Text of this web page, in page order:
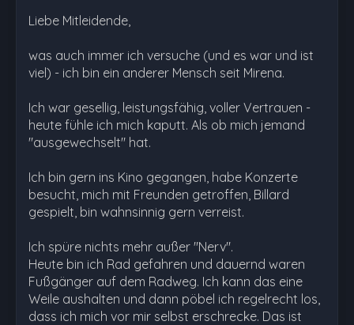
Liebe Mitleidende,
was auch immer ich versuche (und es war und ist
viel) - ich bin ein anderer Mensch seit Mirena.
Ich war gesellig, leistungsfähig, voller Vertrauen -
heute fühle ich mich kaputt. Als ob mich jemand
"ausgewechselt" hat.
Ich bin gern ins Kino gegangen, habe Konzerte
besucht, mich mit Freunden getroffen, Billard
gespielt, bin wahnsinnig gern verreist.
Ich spüre nichts mehr außer "Nerv".
Heute bin ich Rad gefahren und dauernd waren
Fußgänger auf dem Radweg. Ich kann das eine
Weile aushalten und dann pöbel ich regelrecht los,
dass ich mich vor mir selbst erschrecke. Das ist